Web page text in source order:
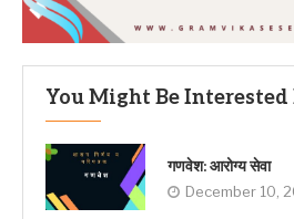
You Might Be Interested
गणवेश: आरोग्य सेवा
December 10,